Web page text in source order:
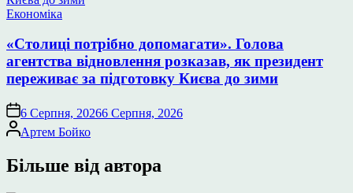
Опублікувати
Економіка
«Столиці потрібно допомагати». Голова
агентства відновлення розказав, як президент
переживає за підготовку Києва до зими
6 Серпня, 20266 Серпня, 2026
Опубліковано
Артем Бойко
Більше від автора